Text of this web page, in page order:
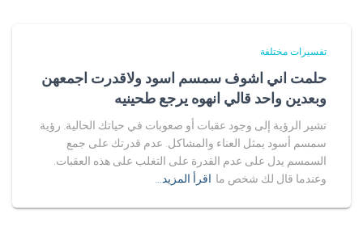
تفسيرات مختلفة
حلمت اني اشوف سمسم اسود ولاقدرت اجمعهن
وبعدين واحد قالي انهوه يرجع طحينيه
تشير الرؤية إلى وجود عقبات أو صعوبات في حياتك الحالية. رؤية
سمسم أسود يمثل العناء والمشاكل. عدم قدرتك على جمع
السمسم يدل على عدم القدرة على التغلب على هذه العقبات.
وعندما قال لك شخص ما اقرأ المزيد…